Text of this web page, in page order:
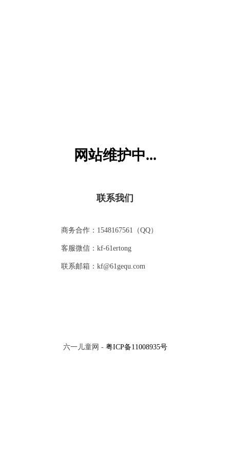
网站维护中...
联系我们
商务合作：1548167561（QQ）
客服微信：kf-61ertong
联系邮箱：kf@61gequ.com
六一儿童网 - 粤ICP备11008935号